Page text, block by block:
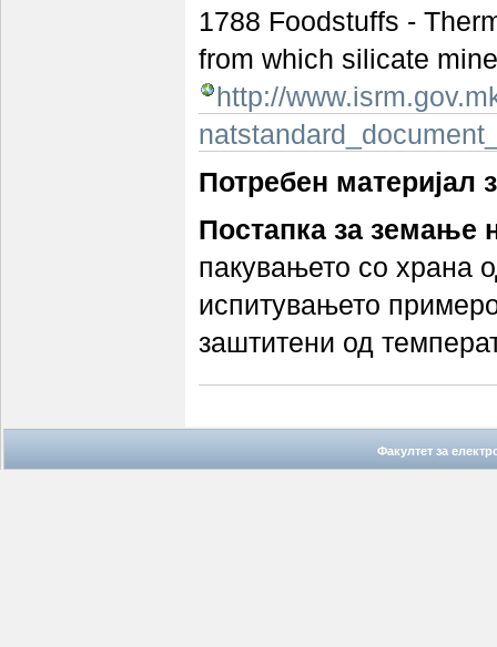
1788 Foodstuffs -
from which silicate
http://
Потребен материјал
Постапка за земање
пакувањето со храна
испитувањето
заштитени од
Факултет за